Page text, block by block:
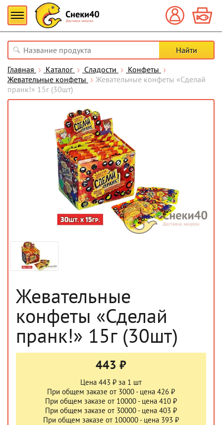
Главная Каталог Сладости
Конфеты
Жевательные конфеты
Жевательные конфеты «Сделай
пранк!» 15г (30шт)
Жевательные
конфеты «Сделай
пранк!» 15г (30шт)
443 ₽
Цена 443 ₽ за 1 шт
При общем заказе от 3000 - цена 426 ₽
При общем заказе от 10000 - цена 410 ₽
При общем заказе от 30000 - цена 403 ₽
При общем заказе от 100000 - цена 393 ₽